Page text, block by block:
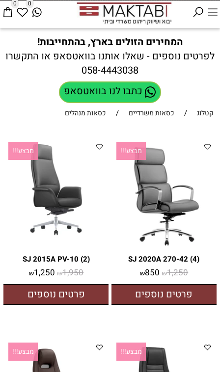
0 0
המחירים הזולים בארץ, בהתחייבות!
לפרטים נוספים - שאלו אותנו בוואטסאפ או התקשרו
058-4443038
כתבו לנו בוואטסאפ
קטלוג / כסאות משרדיים / כסאות מנהלים
מבצע!!!
SJ 2020A 270-42 (4)
₪1,250
₪850
פרטים נוספים
מבצע!!!
SJ 2015A PV-10 (2)
₪1,950
₪1,250
פרטים נוספים
מבצע!!! מבצע!!!